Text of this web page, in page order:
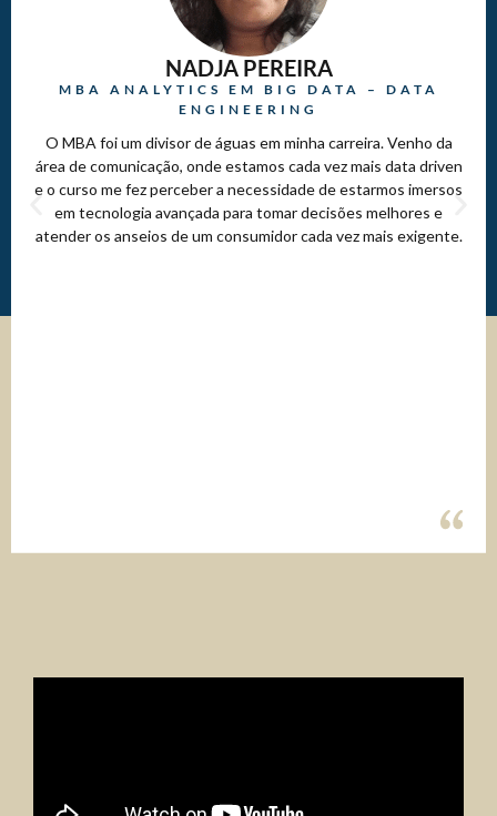
NADJA PEREIRA
MBA ANALYTICS EM BIG DATA – DATA
ENGINEERING
O MBA foi um divisor de águas em minha carreira. Venho da
área de comunicação, onde estamos cada vez mais data driven
e o curso me fez perceber a necessidade de estarmos imersos
em tecnologia avançada para tomar decisões melhores e
atender os anseios de um consumidor cada vez mais exigente.